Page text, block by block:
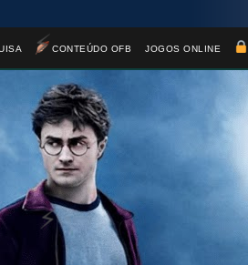
CONTEÚDO OFB JOGOS ONLINE